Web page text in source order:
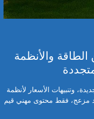
والأنظمة
وتنبيهات الأسعار لأنظمة
مزعج، فقط محتوى مهني قيم